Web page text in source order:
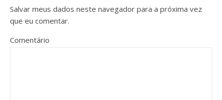
Salvar meus dados neste navegador para a próxima vez
que eu comentar.
Comentário